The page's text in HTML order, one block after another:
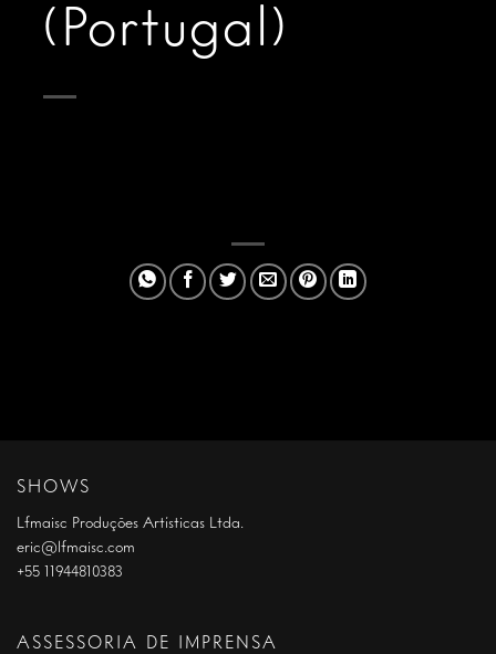
(Portugal)
SHOWS
Lfmaisc Produções Artísticas Ltda.
eric@lfmaisc.com
+55 11944810383
ASSESSORIA DE IMPRENSA